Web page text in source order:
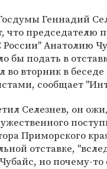
Геннадий
что председателю
Анатолию
бы подать в
во вторник в беседе
сообщает
Селезнев, он
Приморского
отставке,
но почему-то